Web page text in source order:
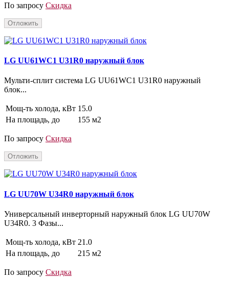
По запросу Скидка
Отложить
LG UU61WC1 U31R0 наружный блок
Мульти-сплит система LG UU61WC1 U31R0 наружный
блок...
Мощ-ть холода, кВт 15.0
На площадь, до
155 м2
По запросу Скидка
Отложить
LG UU70W U34R0 наружный блок
Универсальный инверторный наружный блок LG UU70W
U34R0. 3 Фазы...
Мощ-ть холода, кВт 21.0
На площадь, до
215 м2
По запросу Скидка